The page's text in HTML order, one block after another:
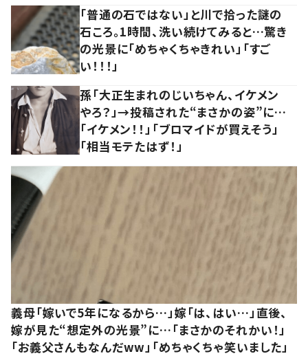
「普通の石ではない」と川で拾った謎の
石ころ。1時間、洗い続けてみると…驚き
の光景に「めちゃくちゃきれい」「すご
い！！！」
孫「大正生まれのじいちゃん、イケメン
やろ？」→投稿された“まさかの姿”に…
「イケメン！！」「ブロマイドが買えそう」
「相当モテたはず！」
義母「嫁いで5年になるから…」嫁「は、はい…」直後、
嫁が見た“想定外の光景”に…「まさかのそれかい！」
「お義父さんもなんだww」「めちゃくちゃ笑いました」